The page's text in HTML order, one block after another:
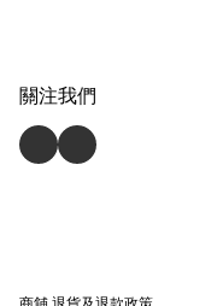
關注我們